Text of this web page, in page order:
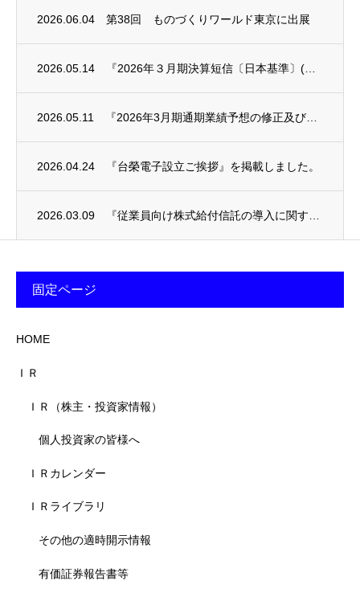
2026.06.04 第38回 ものづくりワールド東京に出展
2026.05.14
2026.05.11
2026.04.24 『台榮電子設立ご挨拶』を掲載しました。
2026.03.09
固定ページ
HOME
ＩＲ
ＩＲ（株主・投資家情報）
個人投資家の皆様へ
ＩＲカレンダー
ＩＲライブラリ
その他の適時開示情報
有価証券報告書等